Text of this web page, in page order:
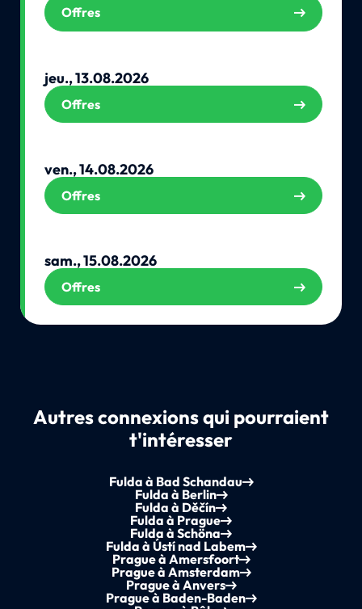
Offres
jeu., 13.08.2026
Offres
ven., 14.08.2026
Offres
sam., 15.08.2026
Offres
Autres connexions qui pourraient
t'intéresser
Fulda à Bad Schandau
Fulda à Berlin
Fulda à Děčín
Fulda à Prague
Fulda à Schöna
Fulda à Ústí nad Labem
Prague à Amersfoort
Prague à Amsterdam
Prague à Anvers
Prague à Baden-Baden